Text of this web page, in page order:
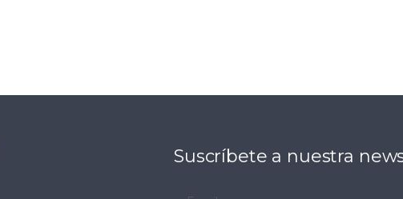
Suscríbete a nuestra